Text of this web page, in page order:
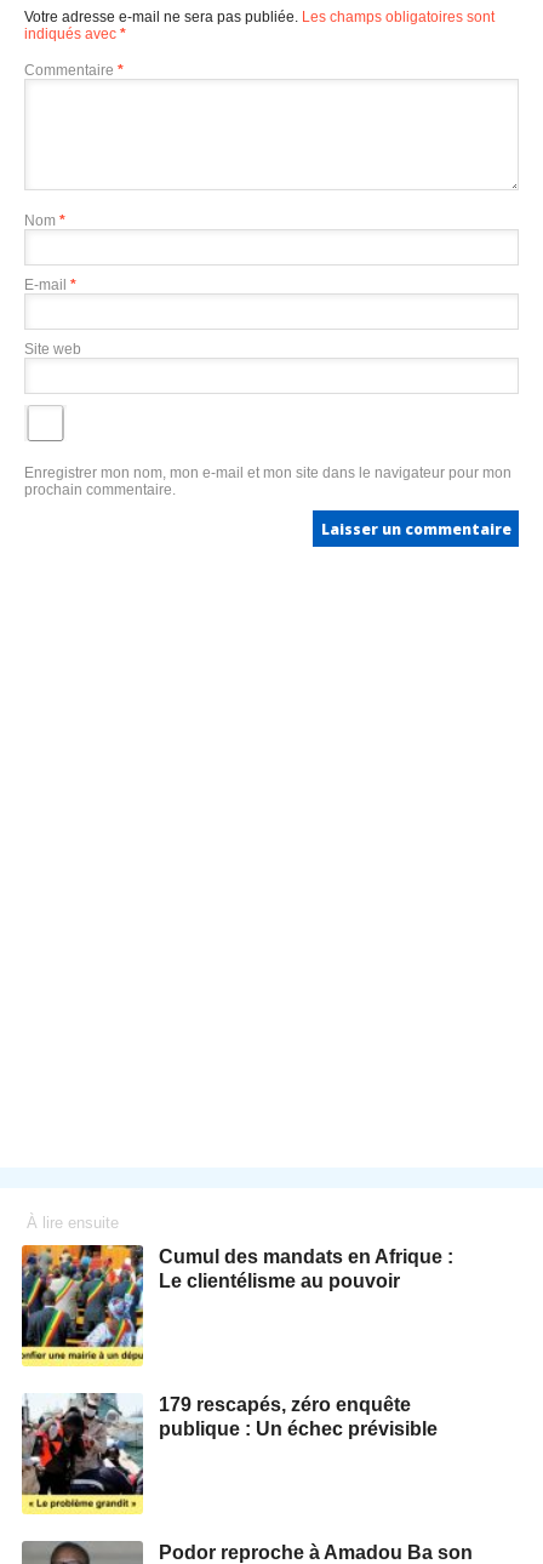
Votre adresse e-mail ne sera pas publiée. Les champs obligatoires sont
indiqués avec *
Commentaire *
Nom *
E-mail *
Site web
Enregistrer mon nom, mon e-mail et mon site dans le navigateur pour mon
prochain commentaire.
À lire ensuite
Cumul des mandats en Afrique :
Le clientélisme au pouvoir
179 rescapés, zéro enquête
publique : Un échec prévisible
Podor reproche à Amadou Ba son